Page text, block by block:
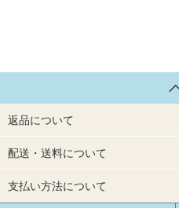
返品について
配送・送料について
支払い方法について